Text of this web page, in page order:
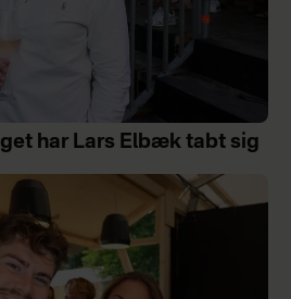
har Lars Elbæk tabt sig